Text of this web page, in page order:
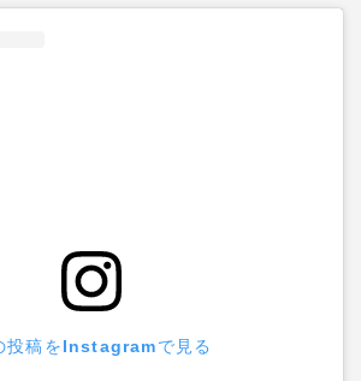
投稿をInstagramで見る